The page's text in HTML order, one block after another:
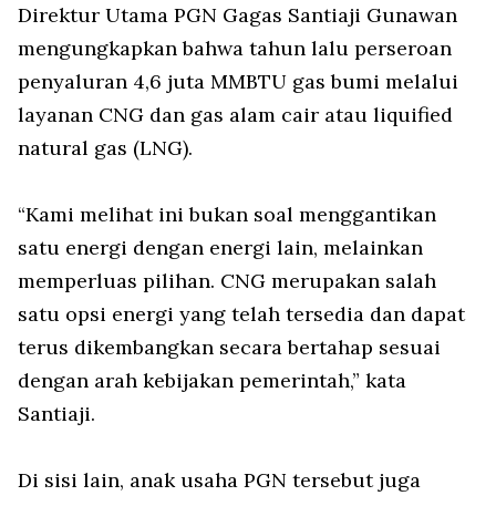
Direktur Utama PGN Gagas Santiaji Gunawan
mengungkapkan bahwa tahun lalu perseroan
penyaluran 4,6 juta MMBTU gas bumi melalui
layanan CNG dan gas alam cair atau liquified
natural gas (LNG).
“Kami melihat ini bukan soal menggantikan
satu energi dengan energi lain, melainkan
memperluas pilihan. CNG merupakan salah
satu opsi energi yang telah tersedia dan dapat
terus dikembangkan secara bertahap sesuai
dengan arah kebijakan pemerintah,” kata
Santiaji.
Di sisi lain, anak usaha PGN tersebut juga